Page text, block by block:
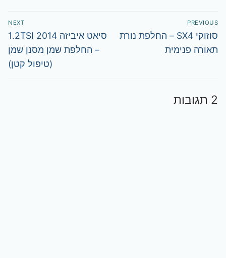
ניווט
PREVIOUS
Previous
post:
סוזוקי SX4 – החלפת נורת
תאורה פנימית
NEXT
Next
post:
סיאט איביזה 2014 1.2TSI
– החלפת שמן מסנן שמן
(טיפול קטן)
2 תגובות